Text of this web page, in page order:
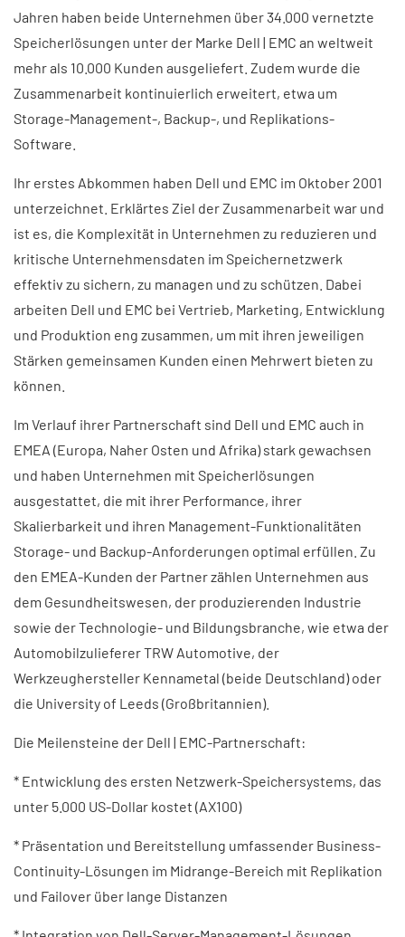
Jahren haben beide Unternehmen über 34.000 vernetzte
Speicherlösungen unter der Marke Dell | EMC an weltweit
mehr als 10.000 Kunden ausgeliefert. Zudem wurde die
Zusammenarbeit kontinuierlich erweitert, etwa um
Storage-Management-, Backup-, und Replikations-
Software.
Ihr erstes Abkommen haben Dell und EMC im Oktober 2001
unterzeichnet. Erklärtes Ziel der Zusammenarbeit war und
ist es, die Komplexität in Unternehmen zu reduzieren und
kritische Unternehmensdaten im Speichernetzwerk
effektiv zu sichern, zu managen und zu schützen. Dabei
arbeiten Dell und EMC bei Vertrieb, Marketing, Entwicklung
und Produktion eng zusammen, um mit ihren jeweiligen
Stärken gemeinsamen Kunden einen Mehrwert bieten zu
können.
Im Verlauf ihrer Partnerschaft sind Dell und EMC auch in
EMEA (Europa, Naher Osten und Afrika) stark gewachsen
und haben Unternehmen mit Speicherlösungen
ausgestattet, die mit ihrer Performance, ihrer
Skalierbarkeit und ihren Management-Funktionalitäten
Storage- und Backup-Anforderungen optimal erfüllen. Zu
den EMEA-Kunden der Partner zählen Unternehmen aus
dem Gesundheitswesen, der produzierenden Industrie
sowie der Technologie- und Bildungsbranche, wie etwa der
Automobilzulieferer TRW Automotive, der
Werkzeughersteller Kennametal (beide Deutschland) oder
die University of Leeds (Großbritannien).
Die Meilensteine der Dell | EMC-Partnerschaft:
* Entwicklung des ersten Netzwerk-Speichersystems, das
unter 5.000 US-Dollar kostet (AX100)
* Präsentation und Bereitstellung umfassender Business-
Continuity-Lösungen im Midrange-Bereich mit Replikation
und Failover über lange Distanzen